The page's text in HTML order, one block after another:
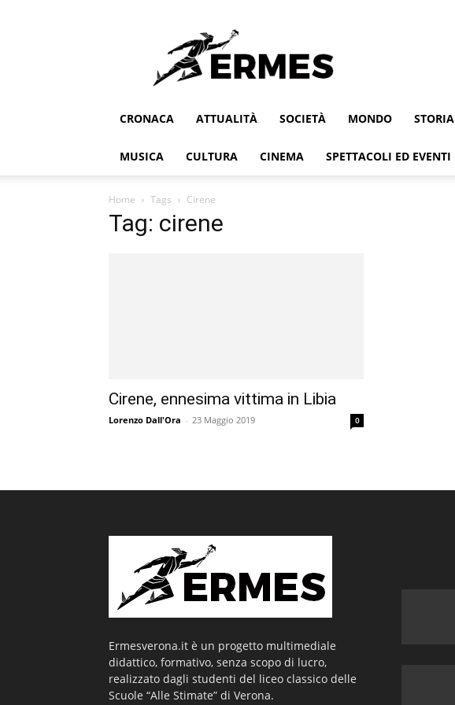
CRONACA ATTUALITÀ SOCIETÀ MONDO STORIA
MUSICA CULTURA CINEMA SPETTACOLI ED EVENTI
Home Tags Cirene
Tag: cirene
Cirene, ennesima vittima in Libia
Lorenzo Dall'Ora - 23 Maggio 2019 0
Ermesverona.it è un progetto multimediale
didattico, formativo, senza scopo di lucro,
realizzato dagli studenti del liceo classico delle
Scuole “Alle Stimate” di Verona.